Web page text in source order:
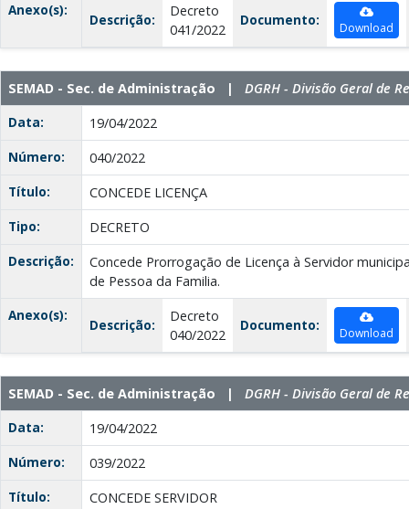
Anexo(s):
Descrição:
Decreto
041/2022
Documento: Download
SEMAD - Sec. de Administração | DGRH - Divisão Geral de
Data:
19/04/2022
Número:
040/2022
Título:
CONCEDE LICENÇA
Tipo:
DECRETO
Descrição:
Concede Prorrogação de Licença à Servidor
de Pessoa da Familia.
Anexo(s):
Descrição:
Decreto
040/2022
Documento: Download
SEMAD - Sec. de Administração | DGRH - Divisão Geral de
Data:
19/04/2022
Número:
039/2022
Título:
CONCEDE SERVIDOR